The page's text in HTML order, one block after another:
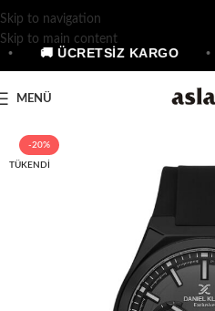
Skip to navigation
Skip to main content
🚚 ÜCRETSİZ KARGO
MENÜ
-20%
TÜKENDI